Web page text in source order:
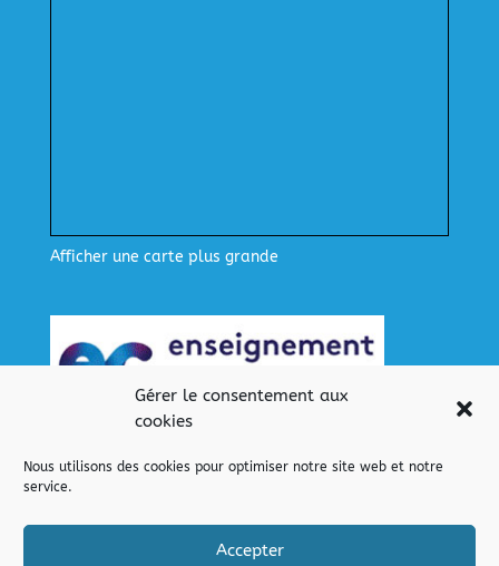
Gérer le consentement aux
cookies
Nous utilisons des cookies pour optimiser notre site web et notre
service.
Accepter
Afficher une carte plus grande
Nos liens
Lien pour se connecter